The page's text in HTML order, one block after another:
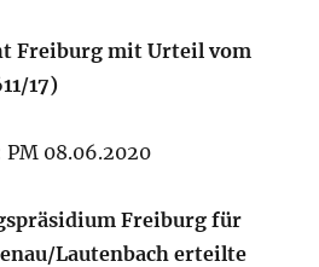
Freiburg mit Urteil vom
17)
08.06.2020
Freiburg für
Lautenbach erteilte